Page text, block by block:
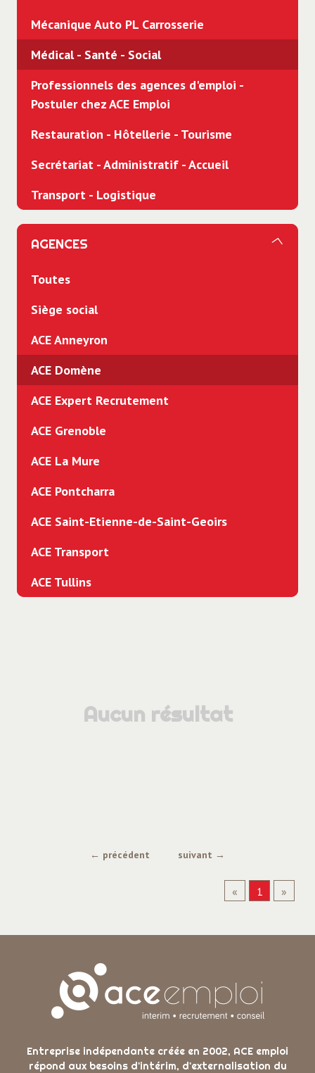
Aucun résultat
Mécanique Auto PL Carrosserie
Médical - Santé - Social
Professionnels des agences d'emploi -
Postuler chez ACE Emploi
Restauration - Hôtellerie - Tourisme
Secrétariat - Administratif - Accueil
Transport - Logistique
AGENCES
Toutes
Siège social
ACE Anneyron
ACE Domène
ACE Expert Recrutement
ACE Grenoble
ACE La Mure
ACE Pontcharra
ACE Saint-Etienne-de-Saint-Geoirs
ACE Transport
ACE Tullins
← précédent suivant →
« 1 »
Entreprise indépendante créée en 2002, ACE emploi
répond aux besoins d'intérim, d'externalisation du